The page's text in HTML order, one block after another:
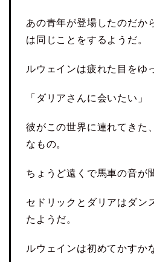
あの青年が登場したのだか
は同じことをするようだ。
ルウェインは疲れた目をゆ
「ダリアさんに会いたい」
彼がこの世界に連れてきた
なもの。
ちょうど遠くで馬車の音が
セドリックとダリアはダン
たようだ。
ルウェインは初めてかすか